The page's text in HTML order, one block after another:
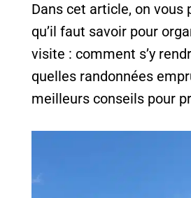
Dans cet article, on vous
qu’il faut savoir pour
visite : comment s’y
quelles randonnées
meilleurs conseils pour